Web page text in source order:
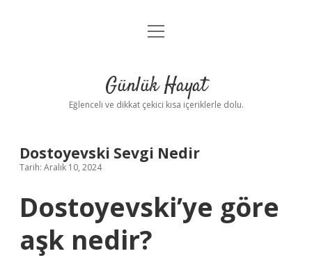
Anasayfa
Yasal Uyarı
menüyü
Günlük Hayat
Eğlenceli ve dikkat çekici kısa içeriklerle dolu.
Dostoyevski Sevgi Nedir
Tarih: Aralık 10, 2024
Dostoyevski’ye göre
aşk nedir?